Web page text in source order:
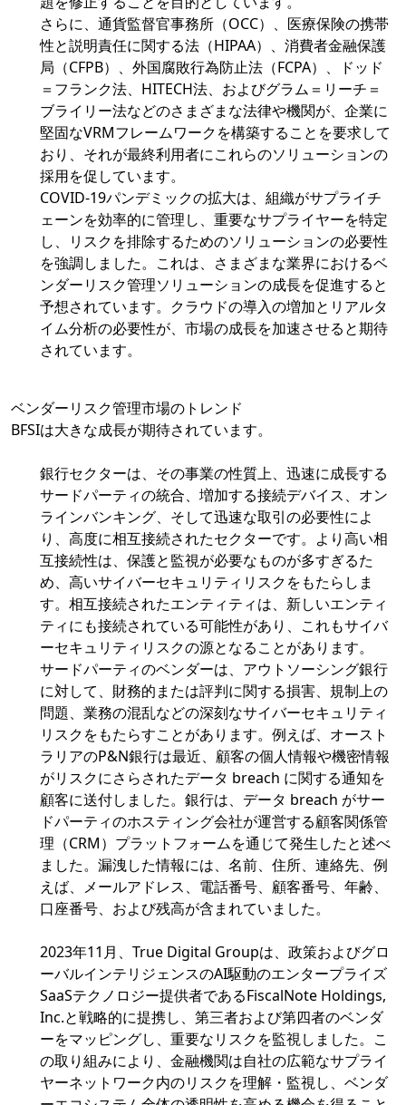
さらに、通貨監督官事務所（OCC）、医療保険の携帯
性と説明責任に関する法（HIPAA）、消費者金融保護
局（CFPB）、外国腐敗行為防止法（FCPA）、ドッド
＝フランク法、HITECH法、およびグラム＝リーチ＝
ブライリー法などのさまざまな法律や機関が、企業に
堅固なVRMフレームワークを構築することを要求して
おり、それが最終利用者にこれらのソリューションの
採用を促しています。
COVID-19パンデミックの拡大は、組織がサプライチ
ェーンを効率的に管理し、重要なサプライヤーを特定
し、リスクを排除するためのソリューションの必要性
を強調しました。これは、さまざまな業界におけるベ
ンダーリスク管理ソリューションの成長を促進すると
予想されています。クラウドの導入の増加とリアルタ
イム分析の必要性が、市場の成長を加速させると期待
されています。
ベンダーリスク管理市場のトレンド
BFSIは大きな成長が期待されています。
銀行セクターは、その事業の性質上、迅速に成長する
サードパーティの統合、増加する接続デバイス、オン
ラインバンキング、そして迅速な取引の必要性によ
り、高度に相互接続されたセクターです。より高い相
互接続性は、保護と監視が必要なものが多すぎるた
め、高いサイバーセキュリティリスクをもたらしま
す。相互接続されたエンティティは、新しいエンティ
ティにも接続されている可能性があり、これもサイバ
ーセキュリティリスクの源となることがあります。
サードパーティのベンダーは、アウトソーシング銀行
に対して、財務的または評判に関する損害、規制上の
問題、業務の混乱などの深刻なサイバーセキュリティ
リスクをもたらすことがあります。例えば、オースト
ラリアのP&N銀行は最近、顧客の個人情報や機密情報
がリスクにさらされたデータ breach に関する通知を
顧客に送付しました。銀行は、データ breach がサー
ドパーティのホスティング会社が運営する顧客関係管
理（CRM）プラットフォームを通じて発生したと述べ
ました。漏洩した情報には、名前、住所、連絡先、例
えば、メールアドレス、電話番号、顧客番号、年齢、
口座番号、および残高が含まれていました。
2023年11月、True Digital Groupは、政策およびグロ
ーバルインテリジェンスのAI駆動のエンタープライズ
SaaSテクノロジー提供者であるFiscalNote Holdings,
Inc.と戦略的に提携し、第三者および第四者のベンダ
ーをマッピングし、重要なリスクを監視しました。こ
の取り組みにより、金融機関は自社の広範なサプライ
ヤーネットワーク内のリスクを理解・監視し、ベンダ